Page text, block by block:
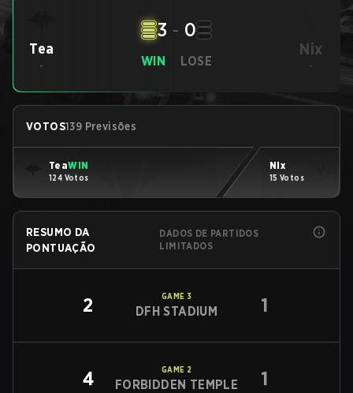
Tea
- WIN
3 - 0
LOSE
Nix
-
VOTOS139 Previsões
TeaWIN
124 Votos
Nix
15 Votos
RESUMO DA
PONTUAÇÃO
DADOS DE PARTIDOS
LIMITADOS
2 GAME 3
DFH STADIUM 1
4 GAME 2
FORBIDDEN TEMPLE 1